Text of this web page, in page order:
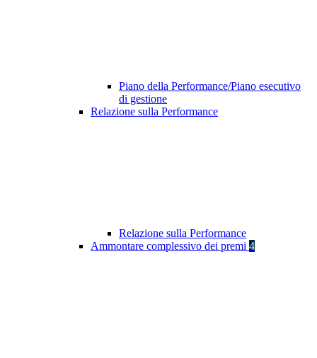
Piano della Performance/Piano esecutivo
di gestione
Relazione sulla Performance
Relazione sulla Performance
Ammontare complessivo dei premi 4